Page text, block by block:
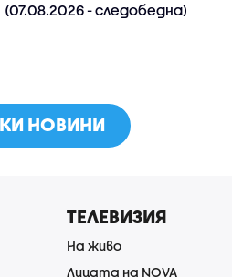
(07.08.2026 - следобедна)
НОВИНИ
ТЕЛЕВИЗИЯ
На живо
Лицата на NOVA